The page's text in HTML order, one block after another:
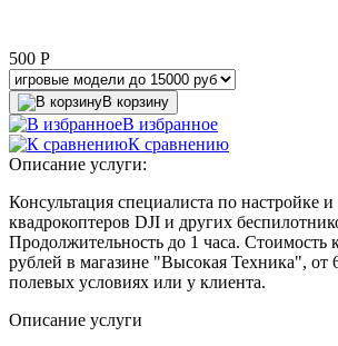
500 P
В корзину
В избранное
К сравнению
Описание услуги:
Консультация специалиста по настройке
квадрокоптеров DJI и других
Продолжительность до 1 часа. Стоимость
рублей в магазине "Высокая Техника", от
полевых условиях или у клиента.
Описание услуги